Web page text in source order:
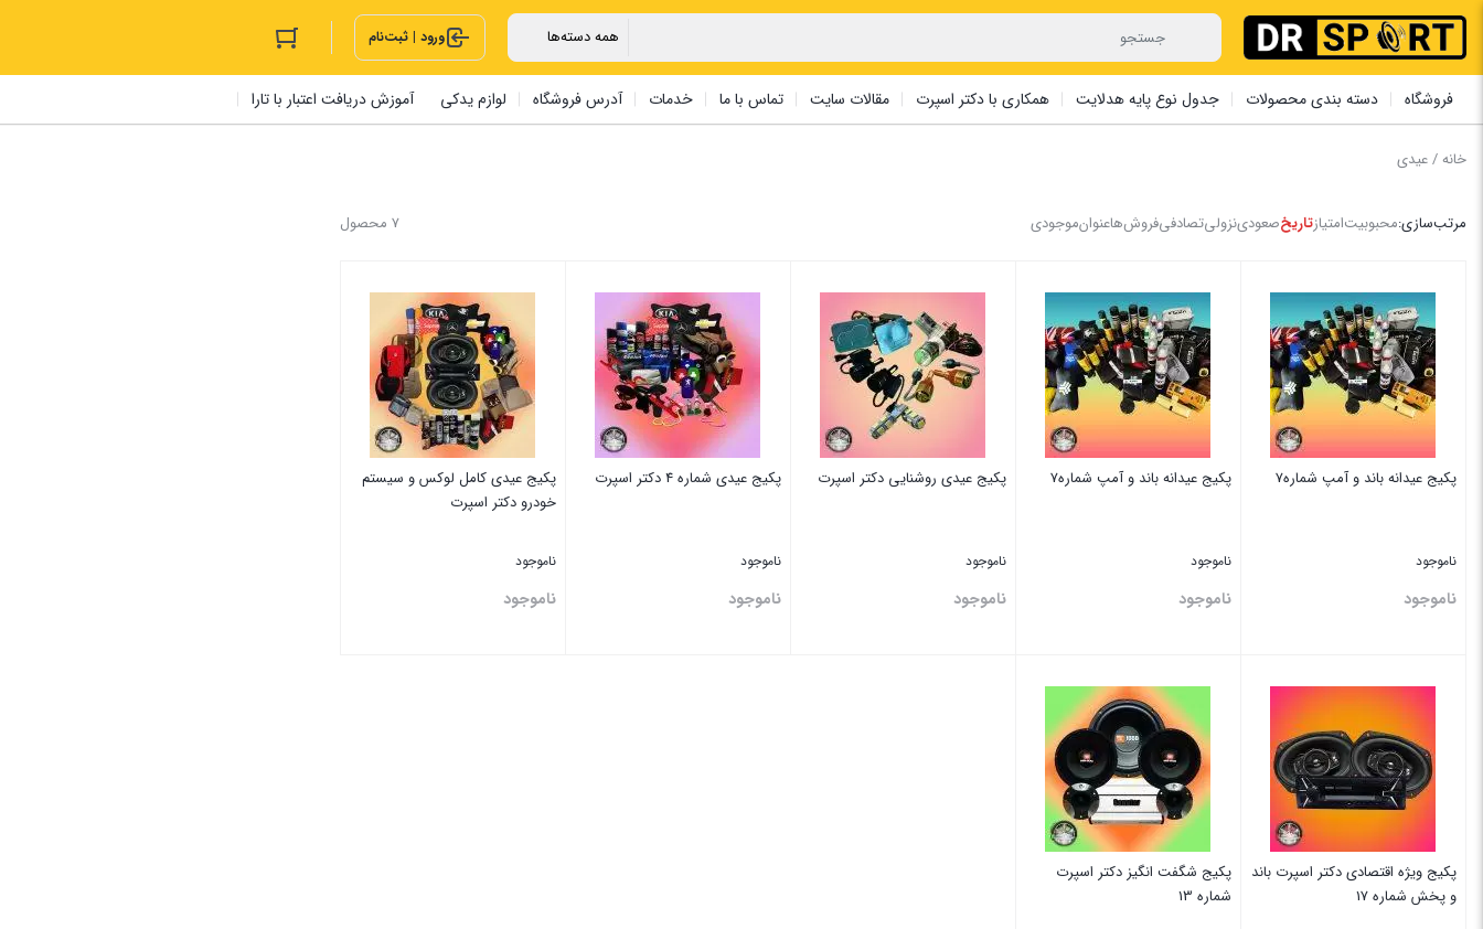
ورود | ثبت‌نام
فروشگاه دسته بندی محصولات جدول نوع پایه هدلایت همکاری با دکتر اسپرت مقالات سایت تماس با ما خدمات آدرس فروشگاه لوازم یدکی آموزش دریافت اعتبار با تارا
خانه/ عیدی
7 محصول مرتب‌سازی:محبوبیتامتیازتاریخصعودینزولیتصادفیفروش‌هاعنوانموجودی
پکیج عیدانه باند و آمپ شماره7
ناموجود
ناموجود
پکیج عیدانه باند و آمپ شماره7
ناموجود
ناموجود
پکیج عیدی روشنایی دکتر اسپرت
ناموجود
ناموجود
پکیج عیدی شماره 4 دکتر اسپرت
ناموجود
ناموجود
پکیج عیدی کامل لوکس و سیستم
خودرو دکتر اسپرت
ناموجود
ناموجود
پکیج ویژه اقتصادی دکتر اسپرت باند
و پخش شماره 17
پکیج شگفت انگیز دکتر اسپرت
شماره 13